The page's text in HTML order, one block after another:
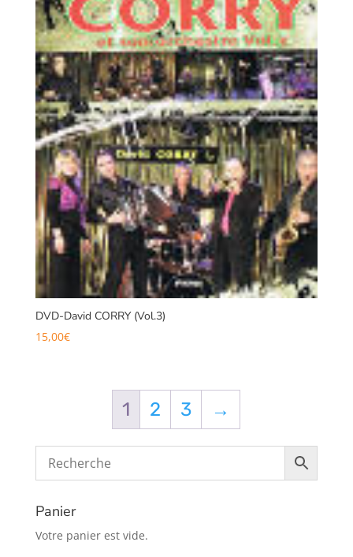
DVD-David CORRY (Vol.3)
15,00€
1 2 3 →
Panier
Votre panier est vide.